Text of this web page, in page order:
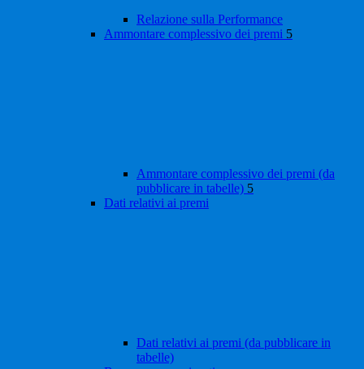
Relazione sulla Performance
Ammontare complessivo dei premi 5
Ammontare complessivo dei premi (da
pubblicare in tabelle) 5
Dati relativi ai premi
Dati relativi ai premi (da pubblicare in
tabelle)